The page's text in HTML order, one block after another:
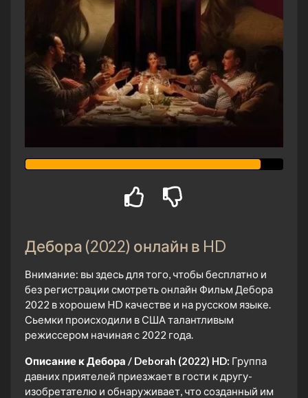
Дебора (2022) онлайн в HD
Внимание: вы здесь для того, чтобы бесплатно и
без регистрации смотреть онлайн Фильм Дебора
2022 в хорошем HD качестве и на русском языке.
Сьемки происходили в США талантливым
режиссером начиная с 2022 года.
Описание к Дебора / Deborah (2022) HD: Группа
давних приятелей приезжает в гости к другу-
изобретателю и обнаруживает, что созданный им